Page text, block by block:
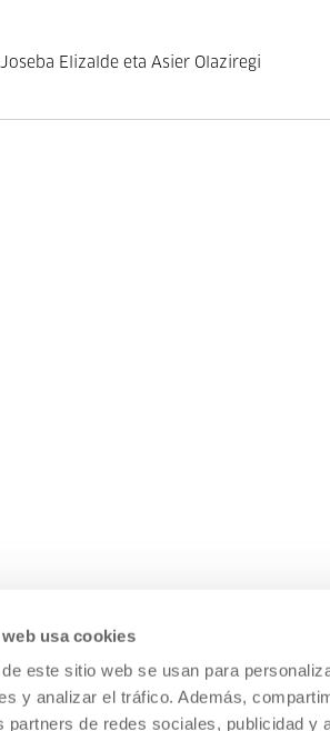
usa cookies
este sitio web se usan para
y analizar el tráfico. Además,
partners de redes sociales, publicidad y
Elizalde eta Asier Olaziregi